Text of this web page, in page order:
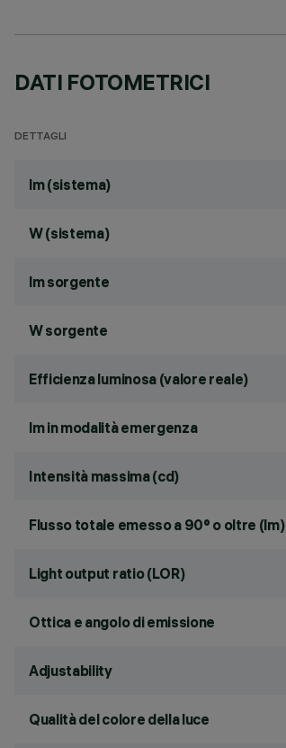
DATI FOTOMETRICI
DETTAGLI
lm (sistema)
W (sistema)
lm sorgente
W sorgente
Efficienza luminosa (valore reale)
lm in modalità emergenza
Intensità massima (cd)
Flusso totale emesso a 90° o oltre (lm)
Light output ratio (LOR)
Ottica e angolo di emissione
Adjustability
Qualità del colore della luce